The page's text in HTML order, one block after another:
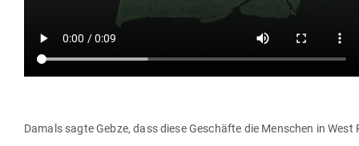
Damals sagte Gebze, dass diese Geschäfte die Men­schen in